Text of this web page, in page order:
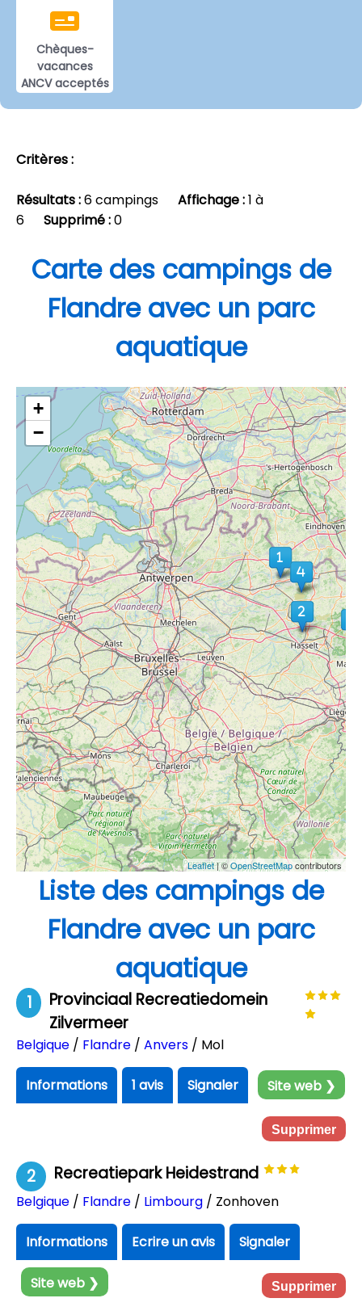
Chèques-
vacances
ANCV acceptés
Critères :
Résultats :6 campings Affichage :1 à
6 Supprimé :0
Carte des campings de
Flandre avec un parc
aquatique
+
−
Leaflet| ©OpenStreetMapcontributors
Liste des campings de
Flandre avec un parc
aquatique
1
Provinciaal Recreatiedomein
Zilvermeer
Belgique / Flandre / Anvers / Mol
Informations 1 avis Signaler Site web ❯
Supprimer
2 Recreatiepark Heidestrand
Belgique / Flandre / Limbourg / Zonhoven
Informations Ecrire un avis Signaler
Site web ❯ Supprimer